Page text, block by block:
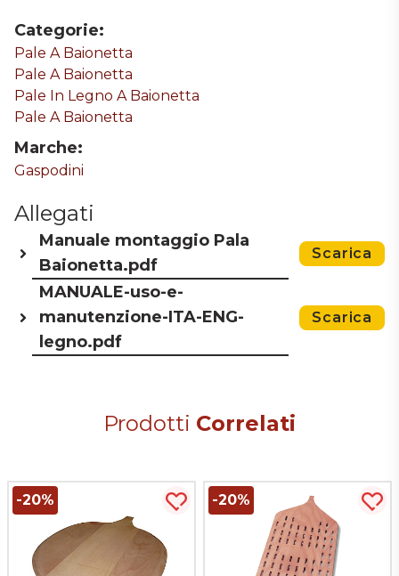
Categorie:
Pale A Baionetta
Pale A Baionetta
Pale In Legno A Baionetta
Pale A Baionetta
Marche:
Gaspodini
Allegati
Manuale montaggio Pala
Baionetta.pdf
Scarica
MANUALE-uso-e-
manutenzione-ITA-ENG-
legno.pdf
Scarica
Prodotti Correlati
più tardi
-20%
Acquista più tardi
-20%